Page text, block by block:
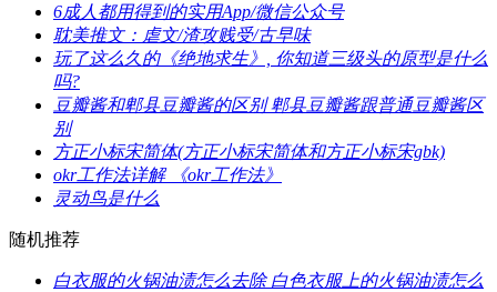
​6成人都用得到的实用App/微信公众号
​耽美推文：虐文/渣攻贱受/古早味
​玩了这么久的《绝地求生》, 你知道三级头的原型是什么
吗?
​豆瓣酱和郫县豆瓣酱的区别 郫县豆瓣酱跟普通豆瓣酱区
别
​方正小标宋简体(方正小标宋简体和方正小标宋gbk)
​okr工作法详解 《okr工作法》
​灵动鸟是什么
随机推荐
​白衣服的火锅油渍怎么去除 白色衣服上的火锅油渍怎么